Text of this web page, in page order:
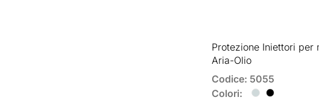
Protezione Iniettori per
Aria-Olio
Codice: 5055
Colori: